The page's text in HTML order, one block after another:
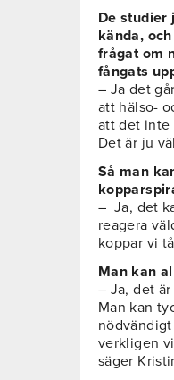
De studier
kända,
frågat om
fångats
– Ja det
att hälso-
att det inte
Det är ju
Så man
– Ja, det
reagera
koppar vi
Man kan
– Ja, det
Man kan
verkligen
säger